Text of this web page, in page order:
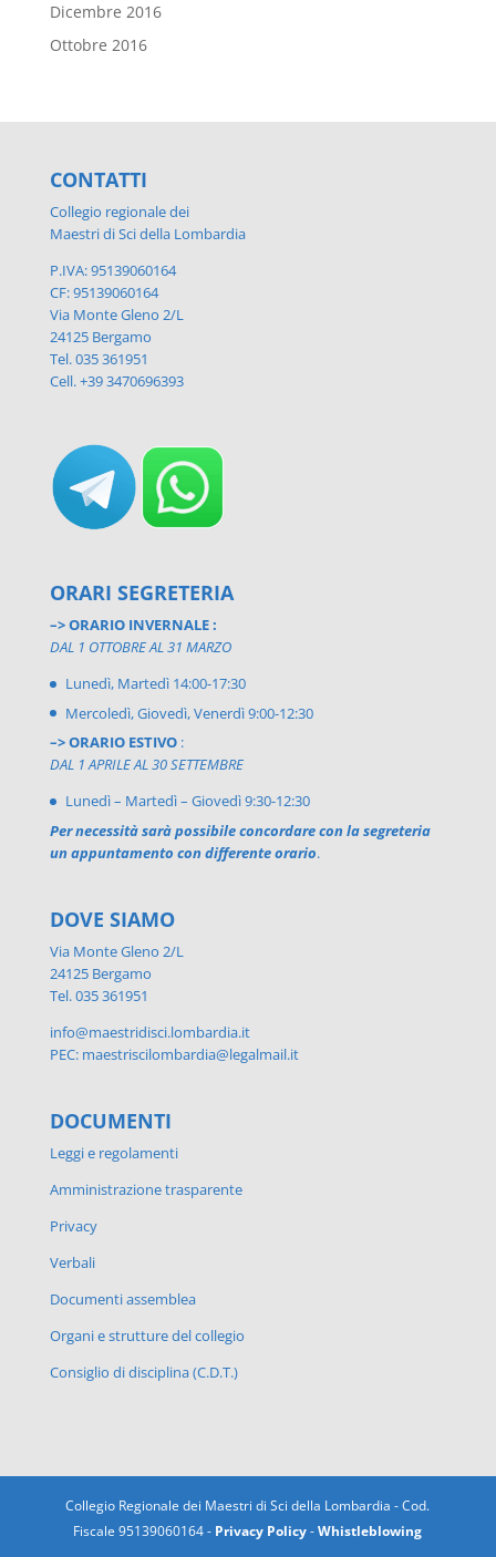
Dicembre 2016
Ottobre 2016
CONTATTI
Collegio regionale dei
Maestri di Sci della Lombardia
P.IVA: 95139060164
CF: 95139060164
Via Monte Gleno 2/L
24125 Bergamo
Tel. 035 361951
Cell. +39 3470696393
ORARI SEGRETERIA
–> ORARIO INVERNALE :
DAL 1 OTTOBRE AL 31 MARZO
Lunedì, Martedì 14:00-17:30
Mercoledì, Giovedì, Venerdì 9:00-12:30
–> ORARIO ESTIVO:
DAL 1 APRILE AL 30 SETTEMBRE
Lunedì – Martedì – Giovedì 9:30-12:30
Per necessità sarà possibile concordare con la segreteria
un appuntamento con differente orario.
DOVE SIAMO
Via Monte Gleno 2/L
24125 Bergamo
Tel. 035 361951
info@maestridisci.lombardia.it
PEC: maestriscilombardia@legalmail.it
DOCUMENTI
Leggi e regolamenti
Amministrazione trasparente
Privacy
Verbali
Documenti assemblea
Organi e strutture del collegio
Consiglio di disciplina (C.D.T.)
Collegio Regionale dei Maestri di Sci della Lombardia - Cod.
Fiscale 95139060164 - Privacy Policy-Whistleblowing